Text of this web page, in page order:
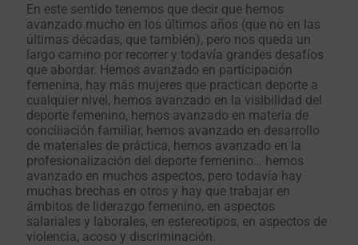
En este sentido tenemos que decir que hemos
avanzado mucho en los últimos años (que no en las
últimas décadas, que también), pero nos queda un
largo camino por recorrer y todavía grandes desafíos
que abordar. Hemos avanzado en participación
femenina, hay más mujeres que practican deporte a
cualquier nivel, hemos avanzado en la visibilidad del
deporte femenino, hemos avanzado en materia de
conciliación familiar, hemos avanzado en desarrollo
de materiales de práctica, hemos avanzado en la
profesionalización del deporte femenino… hemos
avanzado en muchos aspectos, pero todavía hay
muchas brechas en otros y hay que trabajar en
ámbitos de liderazgo femenino, en aspectos
salariales y laborales, en estereotipos, en aspectos de
violencia, acoso y discriminación.